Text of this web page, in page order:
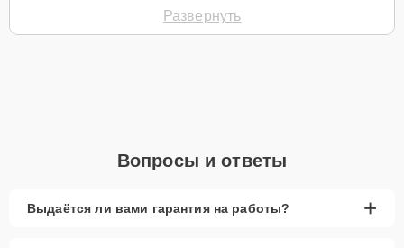
Для ремонта посудомоечной машины модели STA6539L3
активное использование устройства дольше
запчастей.
Развернуть
Вопросы и ответы
Выдаётся ли вами гарантия на работы? +